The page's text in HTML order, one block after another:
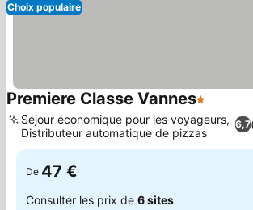
Choix populaire
Premiere Classe Vannes1 Étoiles
6,7
Séjour économique pour les voyageurs,
Distributeur automatique de pizzas
De 47 €
Consulter les prix de 6 sites